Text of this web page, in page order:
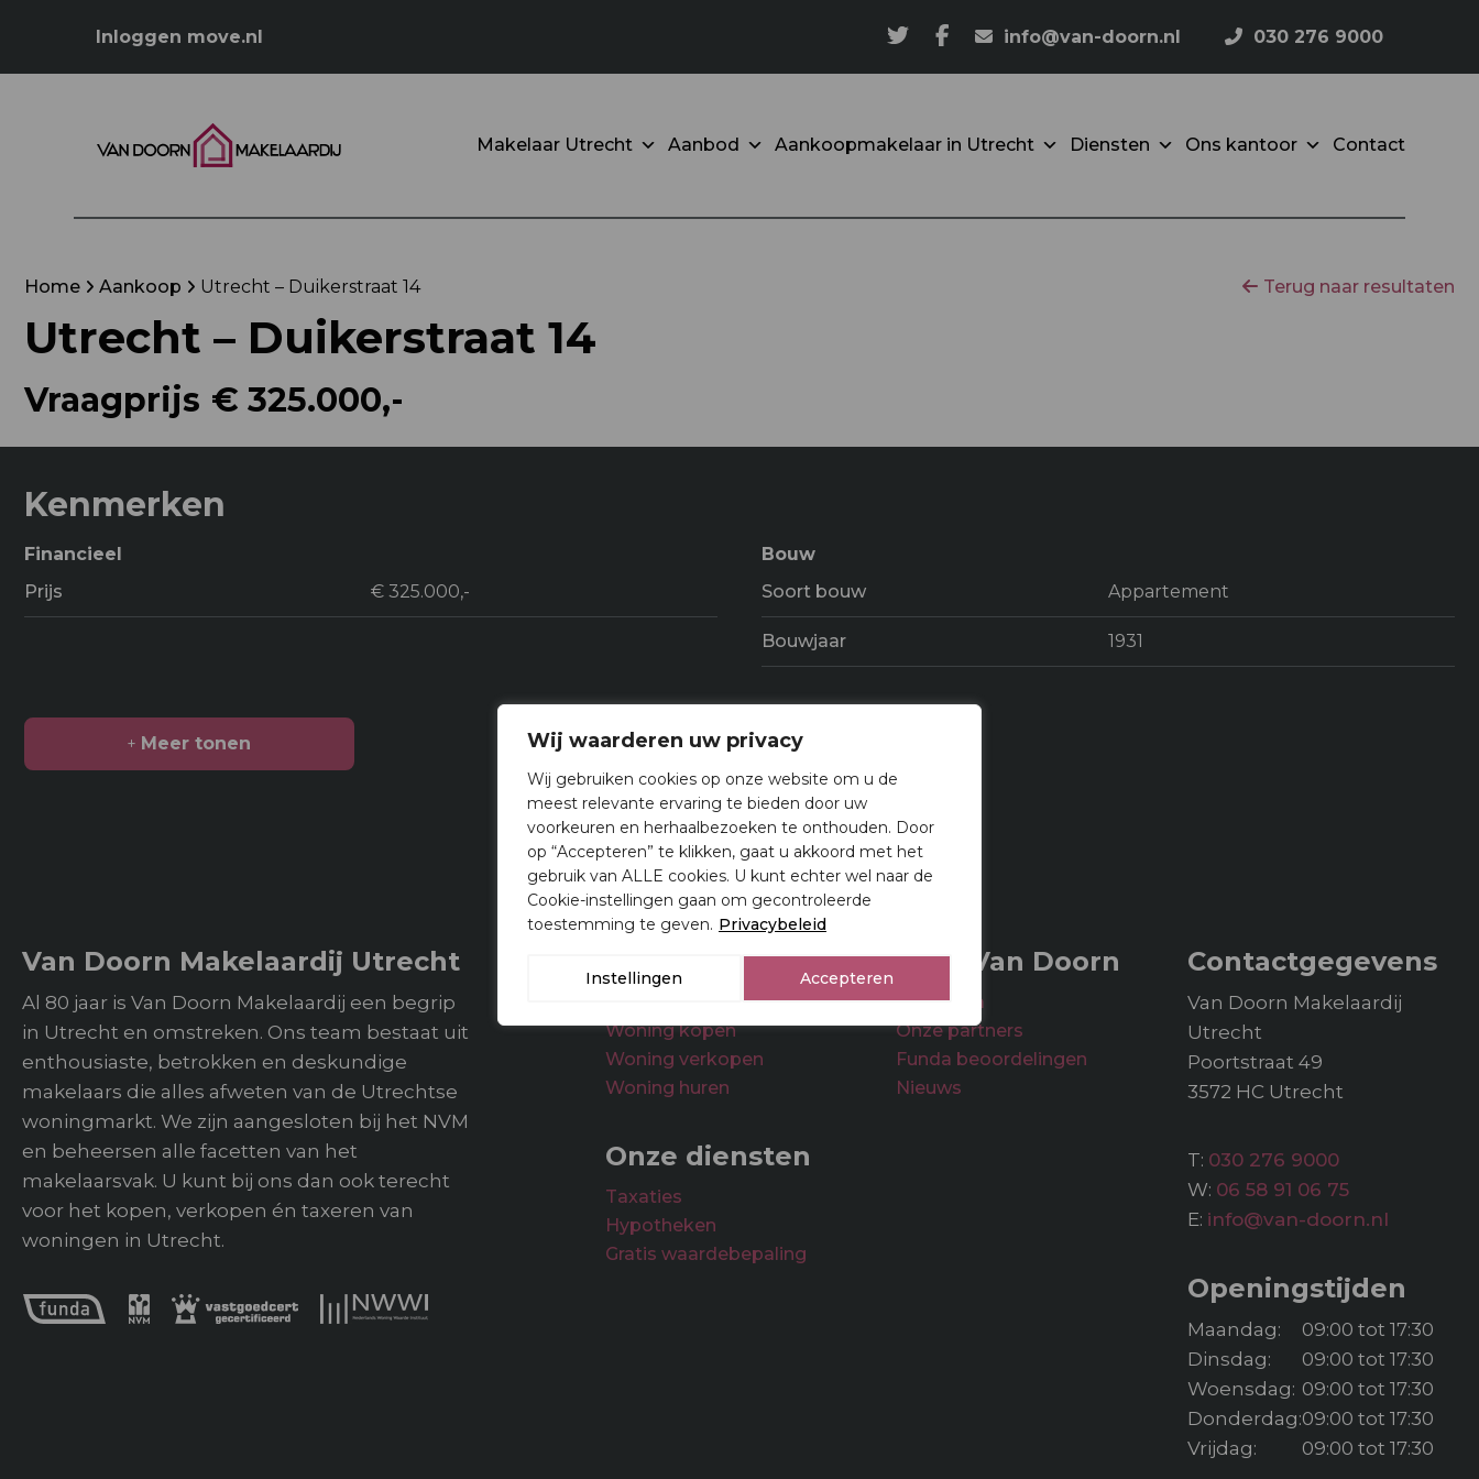
Wij waarderen uw privacy
Wij gebruiken cookies op onze website om u de
meest relevante ervaring te bieden door uw
voorkeuren en herhaalbezoeken te onthouden. Door
op “Accepteren” te klikken, gaat u akkoord met het
gebruik van ALLE cookies. U kunt echter wel naar de
Cookie-instellingen gaan om gecontroleerde
toestemming te geven. Privacybeleid
Instellingen Accepteren
Inloggen move.nl info@van-doorn.nl 030 276 9000
Makelaar Utrecht Aanbod Aankoopmakelaar in Utrecht Diensten Ons kantoor Contact
Home Aankoop Utrecht – Duikerstraat 14 Terug naar resultaten
Utrecht – Duikerstraat 14
Vraagprijs € 325.000,-
Kenmerken
Financieel
Prijs
€ 325.000,-
Bouw
Soort bouw
Appartement
Bouwjaar 1931
Indeling
Aantal kamers
Aantal verdiepeingen
Buitenruimte
Tuin
Meer tonen
Van Doorn Makelaardij Utrecht
Al 80 jaar is Van Doorn Makelaardij een begrip
in Utrecht en omstreken. Ons team bestaat uit
enthousiaste, betrokken en deskundige
makelaars die alles afweten van de Utrechtse
woningmarkt. We zijn aangesloten bij het NVM
en beheersen alle facetten van het
makelaarsvak. U kunt bij ons dan ook terecht
voor het kopen, verkopen én taxeren van
woningen in Utrecht.
Makelaar Utrecht
Woningsaanbod
Woning kopen
Woning verkopen
Woning huren
Onze diensten
Taxaties
Hypotheken
Gratis waardebepaling
Over Van Doorn
Ons team
Onze partners
Funda beoordelingen
Nieuws
Contactgegevens
Van Doorn Makelaardij
Utrecht
Poortstraat 49
3572 HC Utrecht
T: 030 276 9000
W: 06 58 91 06 75
E: info@van-doorn.nl
Openingstijden
Maandag:
09:00 tot 17:30
Dinsdag:
09:00 tot 17:30
Woensdag: 09:00 tot 17:30
Donderdag:09:00 tot 17:30
Vrijdag:
09:00 tot 17:30